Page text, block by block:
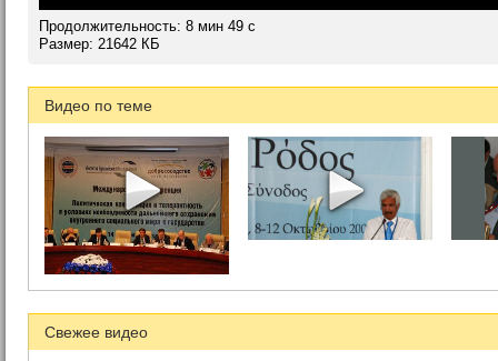
Продолжительность: 8 мин 49 c
Размер: 21642 КБ
Видео по теме
Свежее видео